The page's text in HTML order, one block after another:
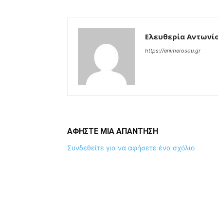
Ελευθερία
https://enimerosou.gr
ΑΦΗΣΤΕ ΜΙΑ ΑΠΑΝΤΗΣΗ
Συνδεθείτε για να αφήσετε ένα σχόλιο